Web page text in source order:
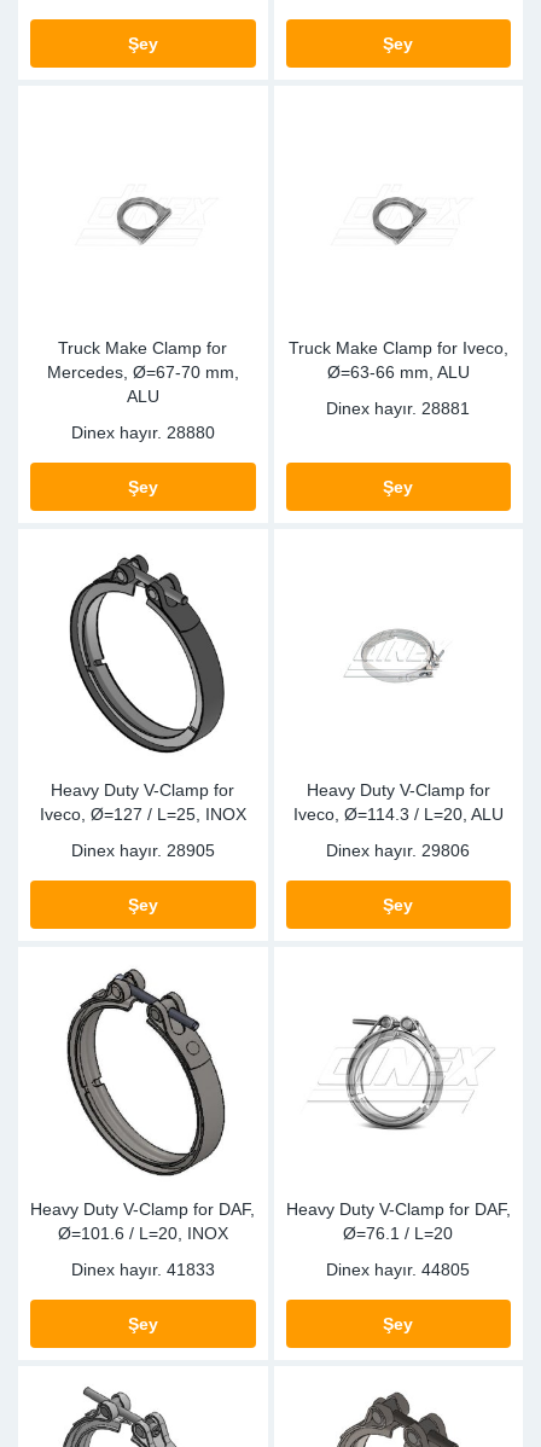
Şey Şey
Truck Make Clamp for
Mercedes, Ø=67-70 mm,
ALU
Dinex hayır. 28880
Şey
Truck Make Clamp for Iveco,
Ø=63-66 mm, ALU
Dinex hayır. 28881
Şey
Heavy Duty V-Clamp for
Iveco, Ø=127 / L=25, INOX
Dinex hayır. 28905
Şey
Heavy Duty V-Clamp for
Iveco, Ø=114.3 / L=20, ALU
Dinex hayır. 29806
Şey
Heavy Duty V-Clamp for DAF,
Ø=101.6 / L=20, INOX
Dinex hayır. 41833
Şey
Heavy Duty V-Clamp for DAF,
Ø=76.1 / L=20
Dinex hayır. 44805
Şey